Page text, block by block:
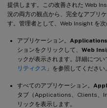
提供します。この改善された Web
況の両方の観点から、完全なアプリ
す。管理者として、Web Insight を次
アプリケーション。
ションをクリックして、 Web
ックが表示されます。詳細につい
リティクス 」を参照してください。
すべてのアプリケーション。
タブ（Applications、Clients、
リックを表示します。